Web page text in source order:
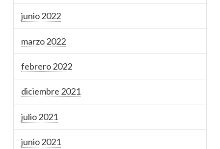
junio 2022
marzo 2022
febrero 2022
diciembre 2021
julio 2021
junio 2021